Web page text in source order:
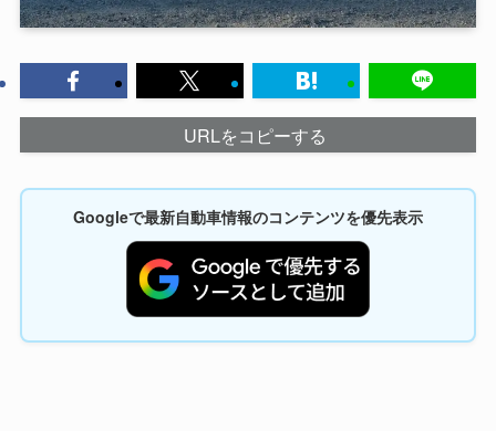
URLをコピーする
Googleで最新自動車情報のコンテンツを優先表示